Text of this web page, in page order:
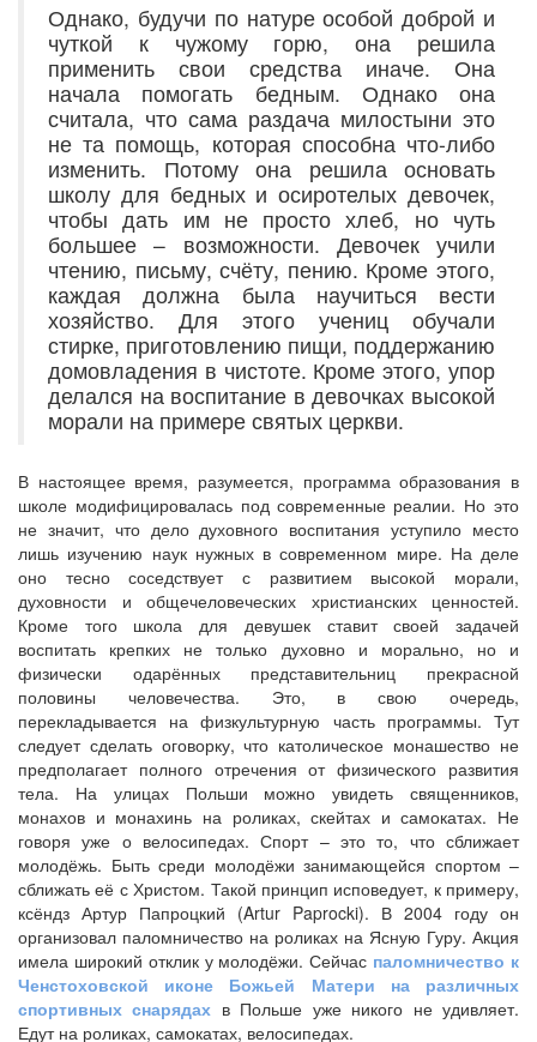
Однако, будучи по натуре особой доброй и
чуткой к чужому горю, она решила
применить свои средства иначе. Она
начала помогать бедным. Однако она
считала, что сама раздача милостыни это
не та помощь, которая способна что-либо
изменить. Потому она решила основать
школу для бедных и осиротелых девочек,
чтобы дать им не просто хлеб, но чуть
большее – возможности. Девочек учили
чтению, письму, счёту, пению. Кроме этого,
каждая должна была научиться вести
хозяйство. Для этого учениц обучали
стирке, приготовлению пищи, поддержанию
домовладения в чистоте. Кроме этого, упор
делался на воспитание в девочках высокой
морали на примере святых церкви.
В настоящее время, разумеется, программа образования в
школе модифицировалась под современные реалии. Но это
не значит, что дело духовного воспитания уступило место
лишь изучению наук нужных в современном мире. На деле
оно тесно соседствует с развитием высокой морали,
духовности и общечеловеческих христианских ценностей.
Кроме того школа для девушек ставит своей задачей
воспитать крепких не только духовно и морально, но и
физически одарённых представительниц прекрасной
половины человечества. Это, в свою очередь,
перекладывается на физкультурную часть программы. Тут
следует сделать оговорку, что католическое монашество не
предполагает полного отречения от физического развития
тела. На улицах Польши можно увидеть священников,
монахов и монахинь на роликах, скейтах и самокатах. Не
говоря уже о велосипедах. Спорт – это то, что сближает
молодёжь. Быть среди молодёжи занимающейся спортом –
сближать её с Христом. Такой принцип исповедует, к примеру,
ксёндз Артур Папроцкий (Artur Paprocki). В 2004 году он
организовал паломничество на роликах на Ясную Гуру. Акция
имела широкий отклик у молодёжи. Сейчас паломничество к
Ченстоховской иконе Божьей Матери на различных
спортивных снарядах в Польше уже никого не удивляет.
Едут на роликах, самокатах, велосипедах.